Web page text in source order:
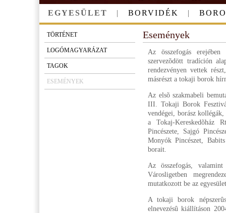
EGYESÜLET | BORVIDÉK |
TÖRTÉNET
LOGÓMAGYARÁZAT
TAGOK
ESEMÉNYEK
Események
Az összefogás erejében
szervezõdött tradíción
rendezvényen vettek
másrészt a tokaji borok
Az elsõ szakmabeli
III. Tokaji Borok
vendégei, borász
a Tokaj-Kereskedõház
Pincészete, Sajgó
Monyók Pincészet,
borait.
Az összefogás,
Városligetben
mutatkozott be az
A tokaji borok
elnevezésû kiállításon